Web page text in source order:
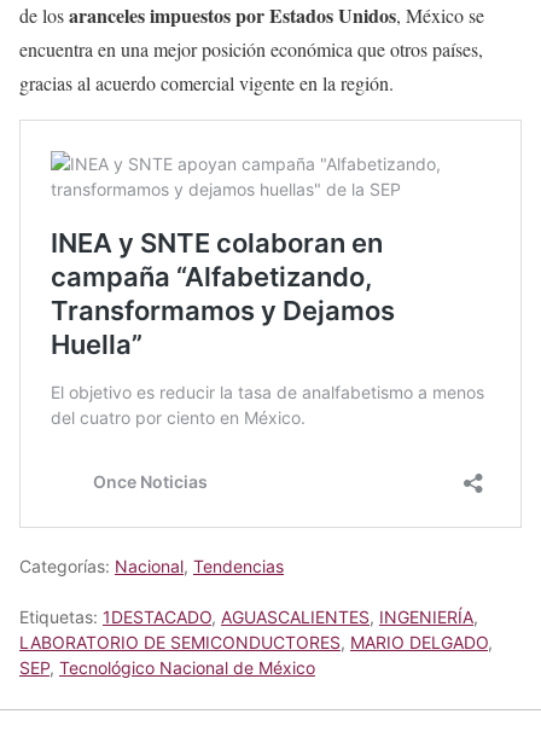
— Mario Delgado (@mario_delgado) April 5, 2025
de losaranceles impuestos por Estados Unidos, México se
encuentra en una mejor posición económica que otros países,
gracias al acuerdo comercial vigente en la región.
Categorías: Nacional, Tendencias
Etiquetas: 1DESTACADO, AGUASCALIENTES, INGENIERÍA,
LABORATORIO DE SEMICONDUCTORES, MARIO DELGADO,
SEP, Tecnológico Nacional de México